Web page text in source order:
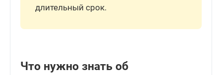
длительный срок.
Что нужно знать об